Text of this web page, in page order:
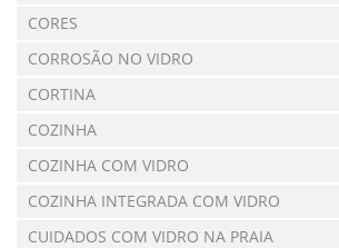
CORES
CORROSÃO NO VIDRO
CORTINA
COZINHA
COZINHA COM VIDRO
COZINHA INTEGRADA COM VIDRO
CUIDADOS COM VIDRO NA PRAIA